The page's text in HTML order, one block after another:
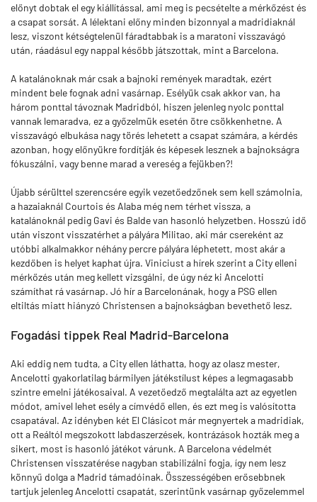
előnyt dobtak el egy kiállítással, ami meg is pecsételte a mérkőzést és
a csapat sorsát. A lélektani előny minden bizonnyal a madridiaknál
lesz, viszont kétségtelenül fáradtabbak is a maratoni visszavágó
után, ráadásul egy nappal később játszottak, mint a Barcelona.
A katalánoknak már csak a bajnoki remények maradtak, ezért
mindent bele fognak adni vasárnap. Esélyük csak akkor van, ha
három ponttal távoznak Madridból, hiszen jelenleg nyolc ponttal
vannak lemaradva, ez a győzelmük esetén ötre csökkenhetne. A
visszavágó elbukása nagy törés lehetett a csapat számára, a kérdés
azonban, hogy előnyükre fordítják és képesek lesznek a bajnokságra
fókuszálni, vagy benne marad a vereség a fejükben?!
Újabb sérülttel szerencsére egyik vezetőedzőnek sem kell számolnia,
a hazaiaknál Courtois és Alaba még nem térhet vissza, a
katalánoknál pedig Gavi és Balde van hasonló helyzetben. Hosszú idő
után viszont visszatérhet a pályára Militao, aki már csereként az
utóbbi alkalmakkor néhány percre pályára léphetett, most akár a
kezdőben is helyet kaphat újra. Viniciust a hírek szerint a City elleni
mérkőzés után meg kellett vizsgálni, de úgy néz ki Ancelotti
számíthat rá vasárnap. Jó hír a Barcelonának, hogy a PSG ellen
eltiltás miatt hiányzó Christensen a bajnokságban bevethető lesz.
Fogadási tippek Real Madrid-Barcelona
Aki eddig nem tudta, a City ellen láthatta, hogy az olasz mester,
Ancelotti gyakorlatilag bármilyen játékstílust képes a legmagasabb
szintre emelni játékosaival. A vezetőedző megtalálta azt az egyetlen
módot, amivel lehet esély a címvédő ellen, és ezt meg is valósította
csapatával. Az idényben két El Clásicot már megnyertek a madridiak,
ott a Reáltól megszokott labdaszerzések, kontrázások hozták meg a
sikert, most is hasonló játékot várunk. A Barcelona védelmét
Christensen visszatérése nagyban stabilizálni fogja, így nem lesz
könnyű dolga a Madrid támadóinak. Összességében erősebbnek
tartjuk jelenleg Ancelotti csapatát, szerintünk vasárnap győzelemmel